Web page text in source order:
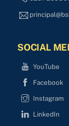
SOCIAL
YouTube
Facebook
Instagram
LinkedIn